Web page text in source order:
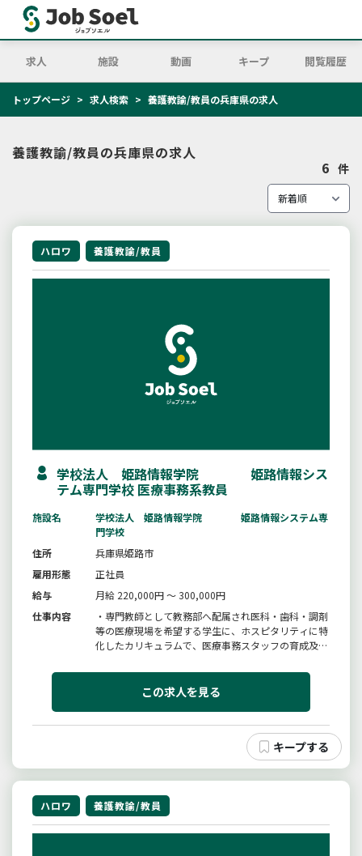
求人 施設 動画 キープ 閲覧履歴
トップページ 求人検索 養護教諭/教員の兵庫県の求人
養護教諭/教員の兵庫県の求人
6 件
ハロワ 養護教諭/教員
学校法人 姫路情報学院 姫路情報シス
テム専門学校 医療事務系教員
施設名
学校法人 姫路情報学院 姫路情報システム専
門学校
住所
兵庫県姫路市
雇用形態
正社員
給与
月給 220,000円 ～ 300,000円
仕事内容
・専門教師として教務部へ配属され医科・歯科・調剤
等の医療現場を希望する学生に、ホスピタリティに特
化したカリキュラムで、医療事務スタッフの育成及び
策を担当、さらにクラス担任（または副担任）として
学生のキャリアをサポートします。＊教師・講師等の
この求人を見る
ハロワ 養護教諭/教員